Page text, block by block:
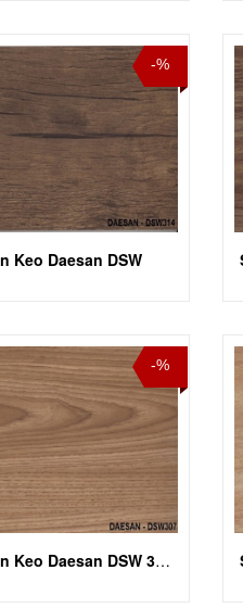
-%
Keo Daesan DSW
-%
Sàn Nhựa Dán Keo Daesan DSW 307